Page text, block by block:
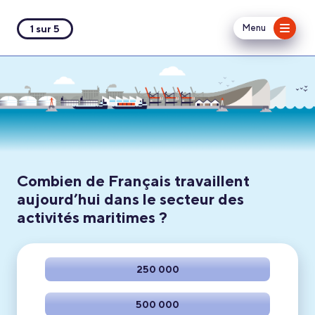
1 sur 5
Combien de Français travaillent
aujourd’hui dans le secteur des
activités maritimes ?
250 000
500 000
Menu